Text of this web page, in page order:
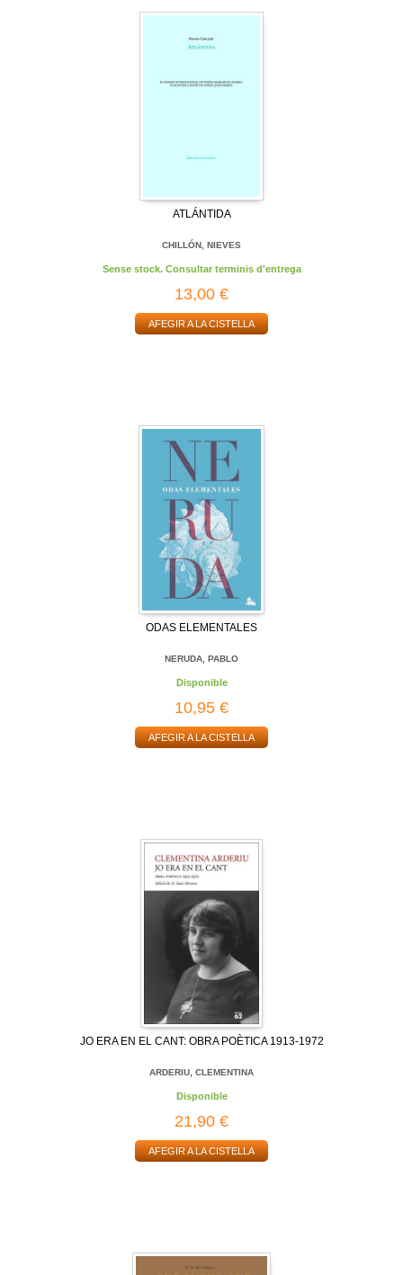
ATLÁNTIDA
CHILLÓN, NIEVES
Sense stock. Consultar terminis d'entrega
13,00 €
AFEGIR A LA CISTELLA
ODAS ELEMENTALES
NERUDA, PABLO
Disponible
10,95 €
AFEGIR A LA CISTELLA
JO ERA EN EL CANT: OBRA POÈTICA 1913-1972
ARDERIU, CLEMENTINA
Disponible
21,90 €
AFEGIR A LA CISTELLA